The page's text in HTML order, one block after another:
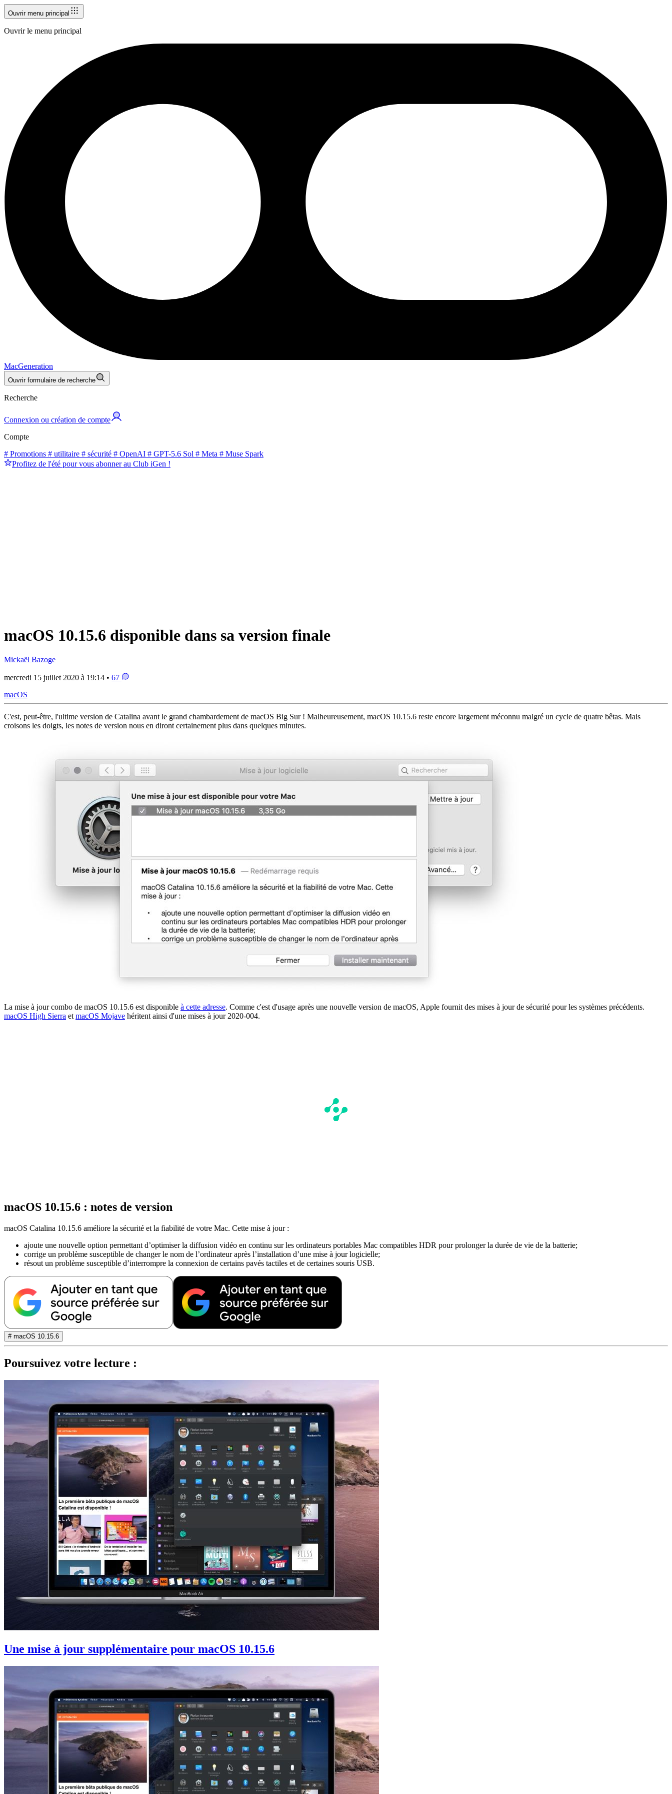
Ouvrir menu principal
Ouvrir le menu principal
MacGeneration
Ouvrir formulaire de recherche
Recherche
Connexion ou création de compte
Compte
# Promotions # utilitaire # sécurité # OpenAI # GPT-5.6 Sol # Meta # Muse Spark
Profitez de l'été pour vous abonner au Club iGen !
macOS 10.15.6 disponible dans sa version finale
Mickaël Bazoge
mercredi 15 juillet 2020 à 19:14 • 67
macOS
C'est, peut-être, l'ultime version de Catalina avant le grand chambardement de macOS Big Sur ! Malheureusement, macOS 10.15.6 reste encore largement méconnu malgré un cycle de quatre bêtas. Mais
croisons les doigts, les notes de version nous en diront certainement plus dans quelques minutes.
La mise à jour combo de macOS 10.15.6 est disponible à cette adresse. Comme c'est d'usage après une nouvelle version de macOS, Apple fournit des mises à jour de sécurité pour les systèmes précédents.
macOS High Sierra et macOS Mojave héritent ainsi d'une mises à jour 2020-004.
macOS 10.15.6 : notes de version
macOS Catalina 10.15.6 améliore la sécurité et la fiabilité de votre Mac. Cette mise à jour :
ajoute une nouvelle option permettant d’optimiser la diffusion vidéo en continu sur les ordinateurs portables Mac compatibles HDR pour prolonger la durée de vie de la batterie;
corrige un problème susceptible de changer le nom de l’ordinateur après l’installation d’une mise à jour logicielle;
résout un problème susceptible d’interrompre la connexion de certains pavés tactiles et de certaines souris USB.
# macOS 10.15.6
Poursuivez votre lecture :
Une mise à jour supplémentaire pour macOS 10.15.6